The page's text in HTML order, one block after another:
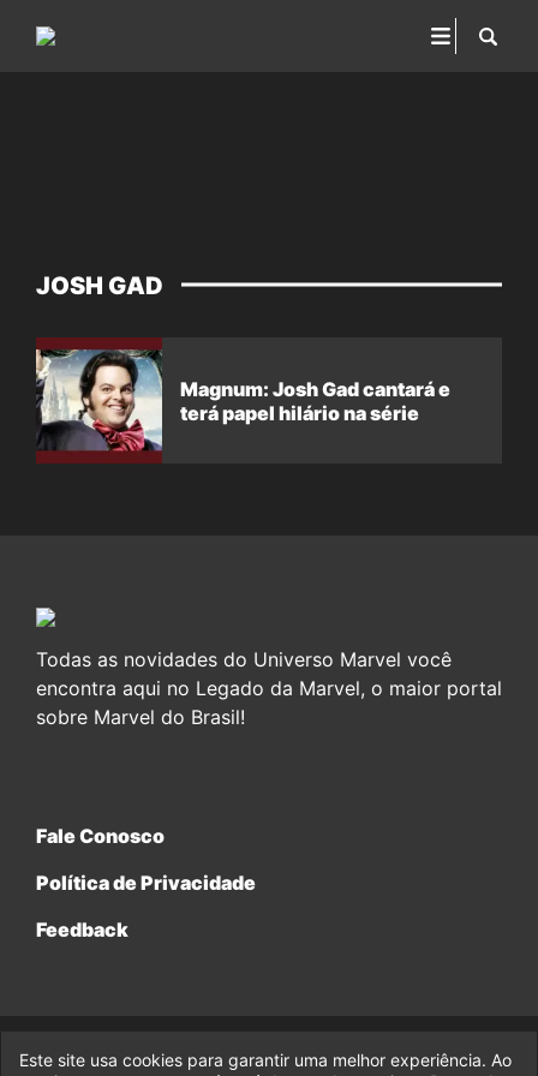
JOSH GAD
Magnum: Josh Gad cantará e
terá papel hilário na série
Todas as novidades do Universo Marvel você
encontra aqui no Legado da Marvel, o maior portal
sobre Marvel do Brasil!
Fale Conosco
Política de Privacidade
Feedback
© 2017-2026 Legado da Marvel, uma empresa da Legado
Este site usa cookies para garantir uma melhor experiência. Ao